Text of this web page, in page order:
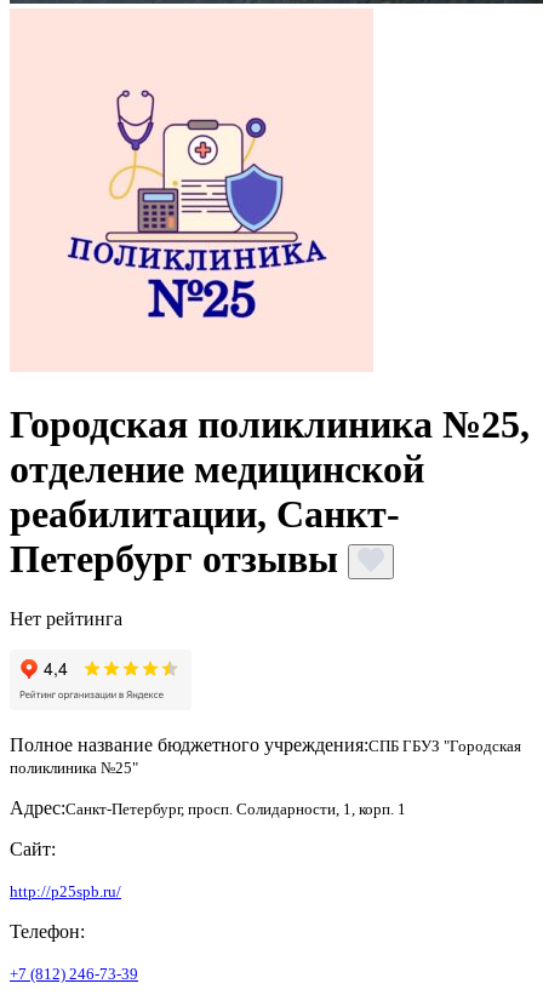
Городская поликлиника №25,
отделение медицинской
реабилитации, Санкт-
Петербург отзывы
Нет рейтинга
Полное название бюджетного учреждения:СПБ ГБУЗ "Городская
поликлиника №25"
Адрес:Санкт-Петербург, просп. Солидарности, 1, корп. 1
Сайт:
http://p25spb.ru/
Телефон:
+7 (812) 246-73-39